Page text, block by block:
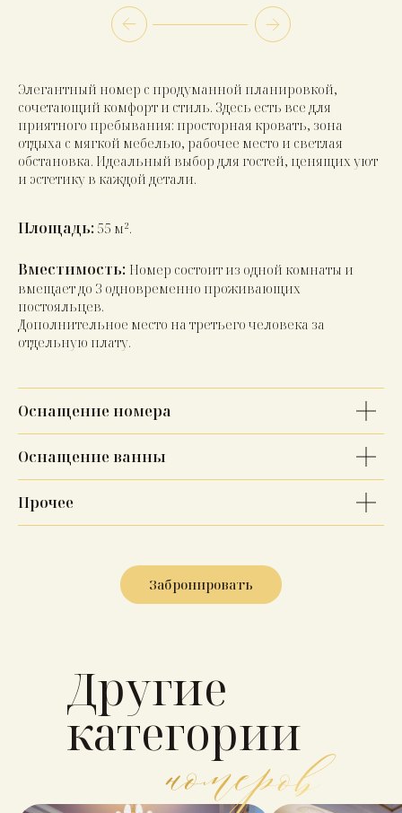
Элегантный номер с продуманной планировкой,
сочетающий комфорт и стиль. Здесь есть все для
приятного пребывания: просторная кровать, зона
отдыха с мягкой мебелью, рабочее место и светлая
обстановка. Идеальный выбор для гостей, ценящих уют
и эстетику в каждой детали.
Площадь: 55 м².
Вместимость: Номер состоит из одной комнаты и
вмещает до 3 одновременно проживающих
постояльцев.
Дополнительное место на третьего человека за
отдельную плату.
Оснащение номера
Оснащение ванны
Прочее
Забронировать
Другие
категории